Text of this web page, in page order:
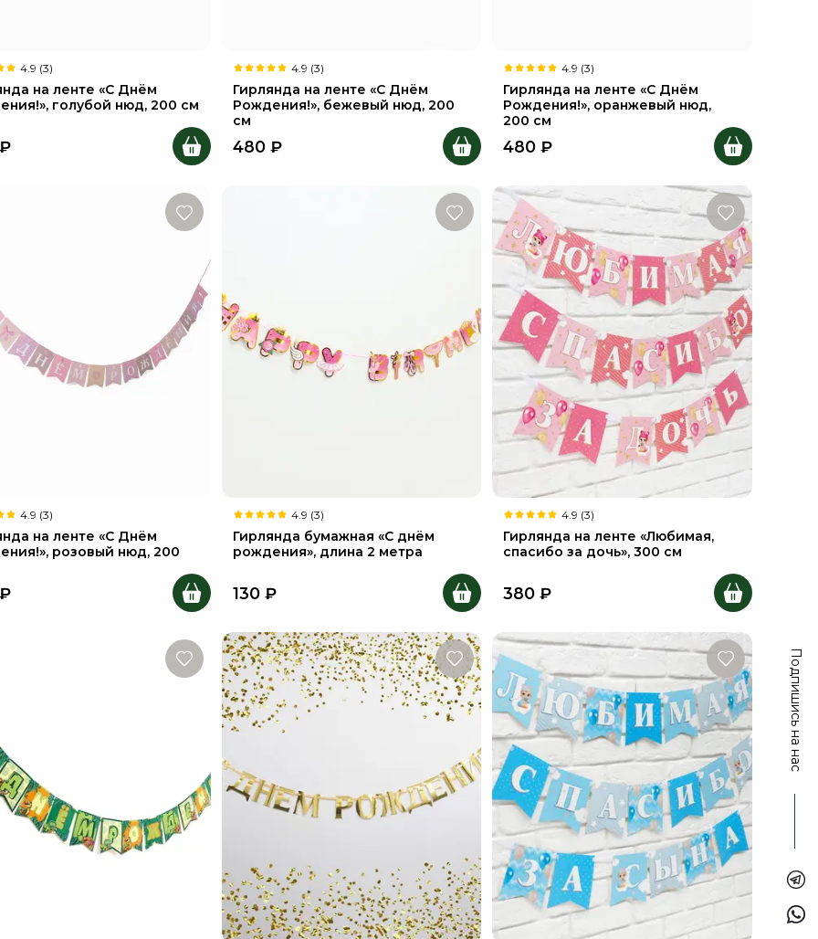
4.9 (3)
на ленте «С Днём
голубой нюд, 200 см
₽
4.9 (3)
Гирлянда на ленте «С Днём
Рождения!», бежевый нюд, 200
см
480 ₽
4.9 (3)
Гирлянда на ленте «С Днём
Рождения!», оранжевый нюд,
200 см
480 ₽
4.9 (3)
на ленте «С Днём
розовый нюд, 200
₽
4.9 (3)
Гирлянда бумажная «C днём
рождения», длина 2 метра
130 ₽
4.9 (3)
Гирлянда на ленте «Любимая,
спасибо за дочь», 300 см
380 ₽
Подпишись на нас